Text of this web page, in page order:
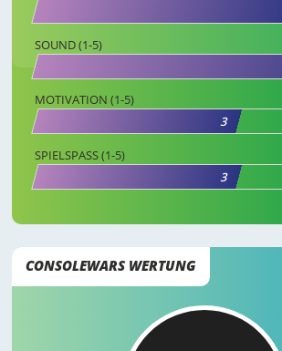
SOUND (1-5)
MOTIVATION (1-5)
3
SPIELSPASS (1-5)
3
CONSOLEWARS WERTUNG